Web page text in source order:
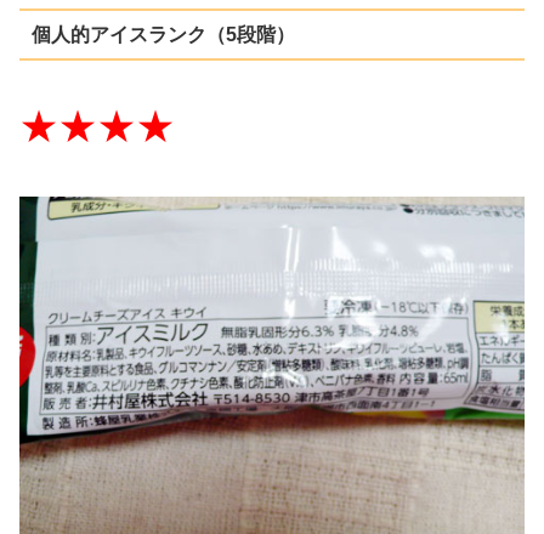
個人的アイスランク（5段階）
★★★★